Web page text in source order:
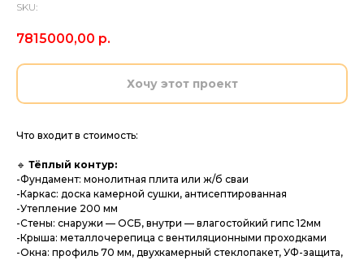
SKU:
7815000,00 р.
Хочу этот проект
Что входит в стоимость:
🔹 Тёплый контур:
-Фундамент: монолитная плита или ж/б сваи
-Каркас: доска камерной сушки, антисептированная
-Утепление 200 мм
-Стены: снаружи — ОСБ, внутри — влагостойкий гипс 12мм
-Крыша: металлочерепица с вентиляционными проходками
-Окна: профиль 70 мм, двухкамерный стеклопакет, УФ-защита,